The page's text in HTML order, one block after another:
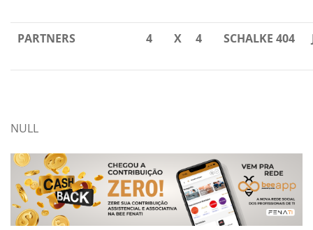
PARTNERS 4 X 4 SCHALKE 404
NULL